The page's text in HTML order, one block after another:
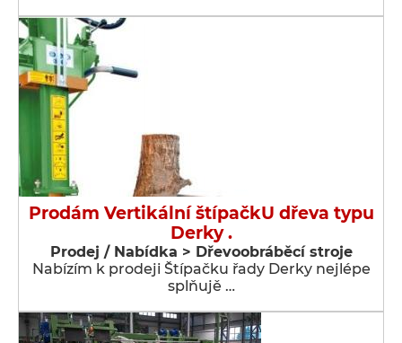
Prodám Vertikální štípačkU dřeva typu
Derky .
Prodej / Nabídka > Dřevoobráběcí stroje
Nabízím k prodeji Štípačku řady Derky nejlépe
splňujě …